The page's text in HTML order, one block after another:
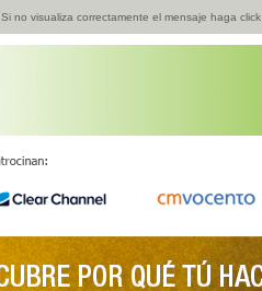
Si no visualiza correctamente el mensaje haga click